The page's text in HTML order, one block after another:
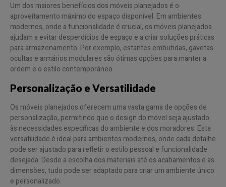
Um dos maiores benefícios dos móveis planejados é o
aproveitamento máximo do espaço disponível. Em ambientes
modernos, onde a funcionalidade é crucial, os móveis planejados
ajudam a evitar desperdícios de espaço e a criar soluções práticas
para armazenamento. Por exemplo, estantes embutidas, gavetas
ocultas e armários modulares são ótimas opções para manter a
ordem e o estilo contemporâneo.
Personalização e Versatilidade
Os móveis planejados oferecem uma vasta gama de opções de
personalização, permitindo que o design do móvel seja ajustado
às necessidades específicas do ambiente e dos moradores. Esta
versatilidade é ideal para ambientes modernos, onde cada detalhe
pode ser ajustado para refletir o estilo pessoal e funcionalidade
desejada. Desde a escolha dos materiais até os acabamentos e as
dimensões, tudo pode ser adaptado para criar um ambiente único
e personalizado.